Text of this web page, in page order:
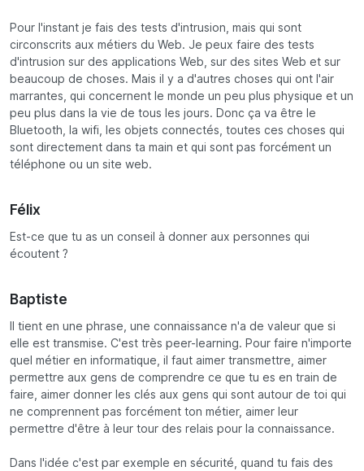
Pour l'instant je fais des tests d'intrusion, mais qui sont
circonscrits aux métiers du Web. Je peux faire des tests
d'intrusion sur des applications Web, sur des sites Web et sur
beaucoup de choses. Mais il y a d'autres choses qui ont l'air
marrantes, qui concernent le monde un peu plus physique et un
peu plus dans la vie de tous les jours. Donc ça va être le
Bluetooth, la wifi, les objets connectés, toutes ces choses qui
sont directement dans ta main et qui sont pas forcément un
téléphone ou un site web.
Félix
Est-ce que tu as un conseil à donner aux personnes qui
écoutent ?
Baptiste
Il tient en une phrase, une connaissance n'a de valeur que si
elle est transmise. C'est très peer-learning. Pour faire n'importe
quel métier en informatique, il faut aimer transmettre, aimer
permettre aux gens de comprendre ce que tu es en train de
faire, aimer donner les clés aux gens qui sont autour de toi qui
ne comprennent pas forcément ton métier, aimer leur
permettre d'être à leur tour des relais pour la connaissance.
Dans l'idée c'est par exemple en sécurité, quand tu fais des